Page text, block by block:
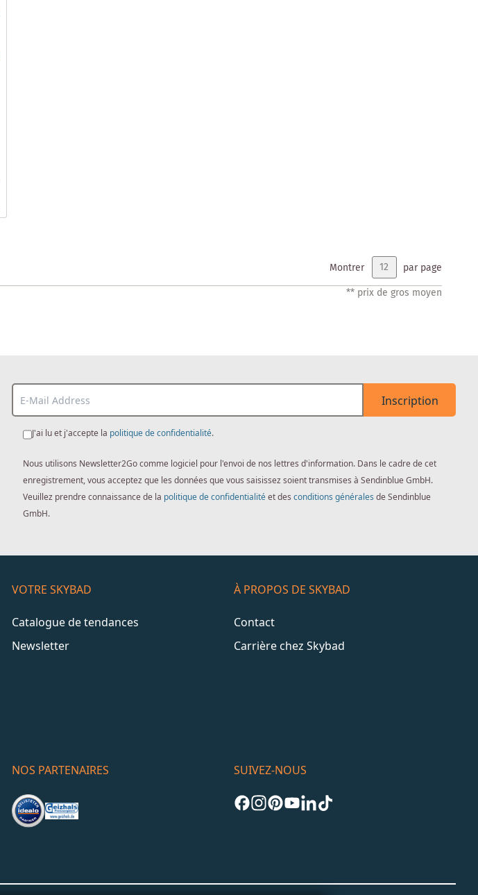
Montrer
par page
** prix de gros moyen
Inscription
J'ai lu et j'accepte la politique de confidentialité.
Nous utilisons Newsletter2Go comme logiciel pour l'envoi de nos lettres d'information. Dans le cadre de cet
enregistrement, vous acceptez que les données que vous saisissez soient transmises à Sendinblue GmbH.
Veuillez prendre connaissance de la politique de confidentialitéet des conditions générales de Sendinblue
GmbH.
VOTRE SKYBAD
Catalogue de tendances
Newsletter
À PROPOS DE SKYBAD
Contact
Carrière chez Skybad
NOS PARTENAIRES SUIVEZ-NOUS